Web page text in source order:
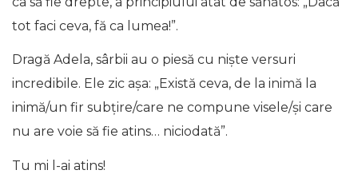
tot faci ceva, fă ca lumea!”.
Dragă Adela, sârbii au o piesă cu niște versuri
incredibile. Ele zic așa: „Există ceva, de la inimă la
inimă/un fir subțire/care ne compune visele/și care
nu are voie să fie atins… niciodată”.
Tu mi l-ai atins!